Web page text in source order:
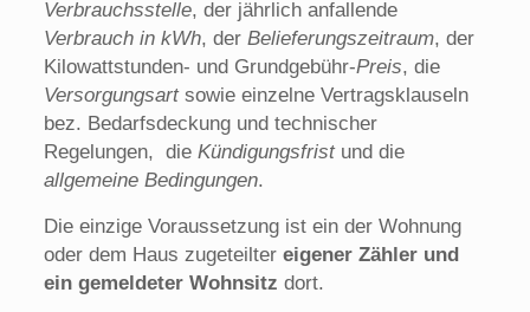
Verbrauchsstelle, der jährlich anfallende
Verbrauch in kWh, der Belieferungszeitraum, der
Kilowattstunden- und Grundgebühr-Preis, die
Versorgungsartsowie einzelne Vertragsklauseln
bez. Bedarfsdeckung und technischer
Regelungen, die Kündigungsfristund die
allgemeine Bedingungen.
Die einzige Voraussetzung ist ein der Wohnung
oder dem Haus zugeteilter eigener Zähler und
ein gemeldeter Wohnsitz dort.